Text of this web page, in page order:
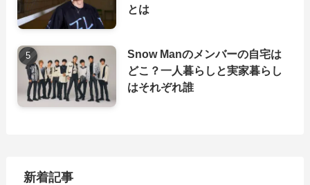
とは
Snow Manのメンバーの自宅は
どこ？一人暮らしと実家暮らし
はそれぞれ誰
新着記事